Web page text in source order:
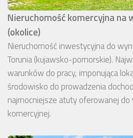
Nieruchomość komercyjna na
(okolice)
Nieruchomość inwestycyjna do
Torunia (kujawsko-pomorskie).
warunków do pracy, imponująca
środowisko do prowadzenia
najmocniejsze atuty oferowanej
komercyjnej.